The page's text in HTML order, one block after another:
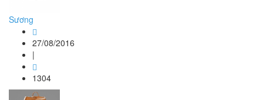
Sương
27/08/2016
|
1304